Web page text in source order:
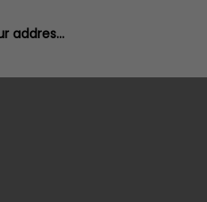
What's your address?